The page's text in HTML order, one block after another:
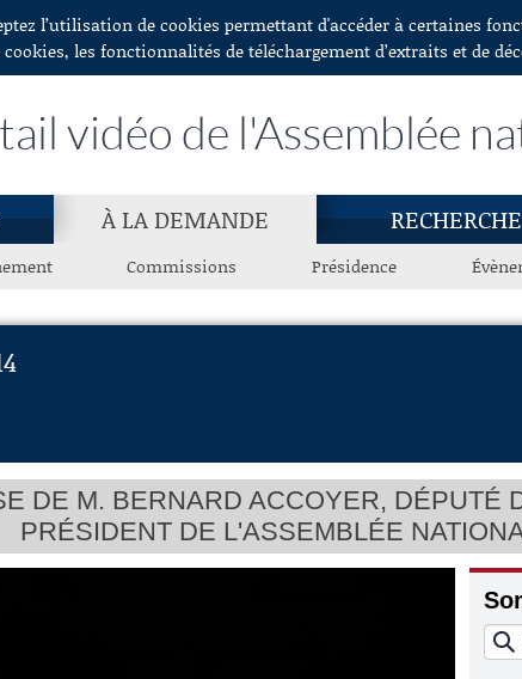
l’utilisation de cookies permettant d'accéder à certaines
cookies, les fonctionnalités de téléchargement d’extraits et de
vidéo de l'Assemblée
À LA DEMANDE RECHERCHE
Commissions Présidence
DE M. BERNARD ACCOYER, DÉPUTÉ
PRÉSIDENT DE L'ASSEMBLÉE